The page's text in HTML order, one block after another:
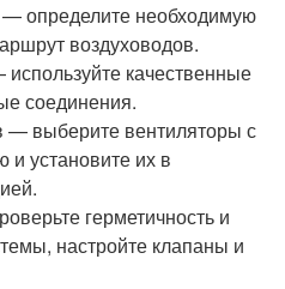
определите необходимую
воздуховодов.
качественные
соединения.
— выберите вентиляторы с
установите их в
герметичность и
настройте клапаны и